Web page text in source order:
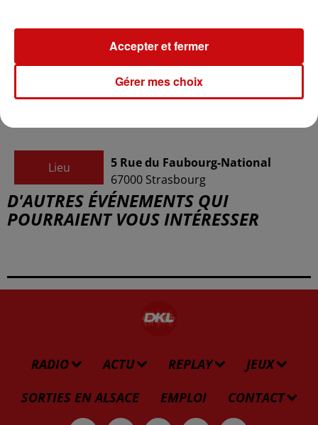
Tarif
Organisateur Le Tigre
Lieu
5 Rue du Faubourg-National
67000 Strasbourg
D'AUTRES ÉVÉNEMENTS QUI
POURRAIENT VOUS INTÉRESSER
RADIO ACTU REPLAY
JEUX
SORTIES EN ALSACE
EMPLOI CONTACT
Gérer mes choix
Accepter et fermer